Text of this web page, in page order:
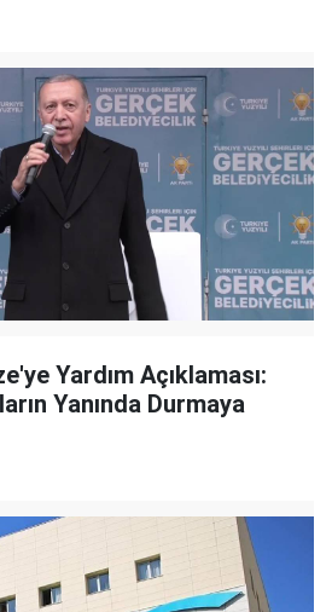
Yardım Açıklaması:
Yanında Durmaya